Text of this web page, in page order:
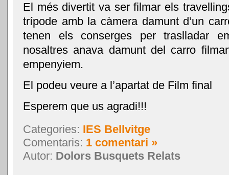
El més divertit va ser filmar els
trípode amb la càmera damunt d’un
tenen els conserges per traslladar
nosaltres anava damunt del carro
empenyiem.
El podeu veure a l’apartat de Film final
Esperem que us agradi!!!
Categories: IES Bellvitge
Comentaris: 1 comentari »
Autor: Dolors Busquets Relats